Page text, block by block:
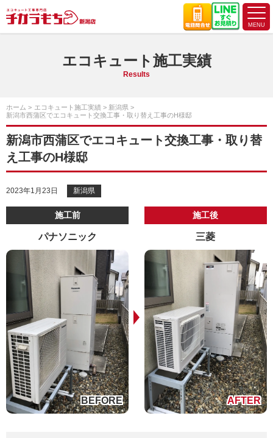
エコキュート施工実績
Results
ホーム エコキュート施工実績
新潟県
新潟市西蒲区でエコキュート交換工事・取り替え工事のH様邸
新潟市西蒲区でエコキュート交換工事・取り替
え工事のH様邸
2023年1月23日 新潟県
施工前
パナソニック
施工後
三菱